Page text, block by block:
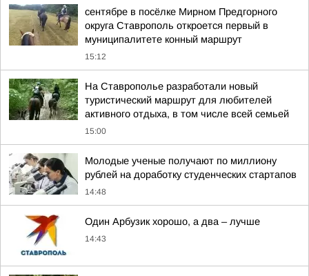
сентябре в посёлке Мирном Предгорного
округа Ставрополь откроется первый в
муниципалитете конный маршрут
15:12
На Ставрополье разработали новый
туристический маршрут для любителей
активного отдыха, в том числе всей семьей
15:00
Молодые ученые получают по миллиону
рублей на доработку студенческих стартапов
14:48
Один Арбузик хорошо, а два – лучше
14:43